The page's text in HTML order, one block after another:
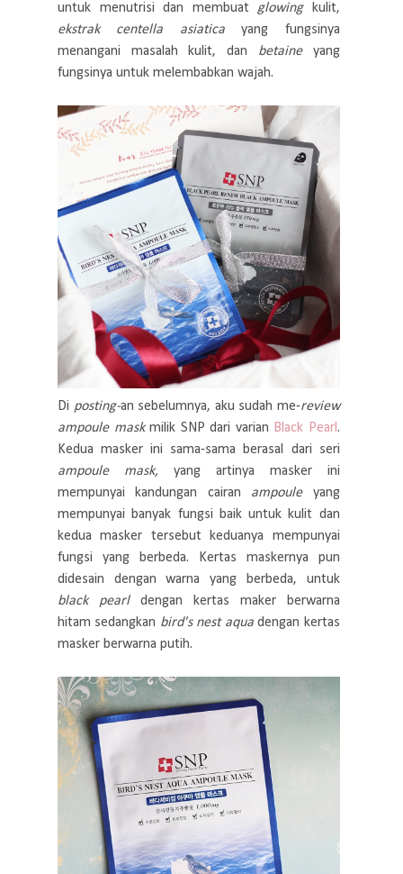
untuk menutrisi dan membuat glowing
kulit,
ekstrak centella asiatica
yang fungsinya
menangani masalah kulit, dan betaine
yang
fungsinya untuk melembabkan wajah.
Di posting-an sebelumnya, aku sudah me-review
ampoule maskmilik SNP dari varian Black Pearl.
Kedua masker ini sama-sama berasal dari seri
ampoule mask, yang artinya masker ini
mempunyai kandungan cairan ampouleyang
mempunyai banyak fungsi baik untuk kulit dan
kedua masker tersebut keduanya mempunyai
fungsi yang berbeda. Kertas maskernya pun
didesain dengan warna yang berbeda, untuk
black pearl dengan kertas maker berwarna
hitam sedangkan bird's nest aquadengan kertas
masker berwarna putih.